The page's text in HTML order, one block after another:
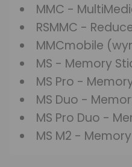
MMC -
RSMMC -
MMCmobile
MS - Memory
MS Pro -
MS Duo -
MS Pro Duo -
MS M2 -